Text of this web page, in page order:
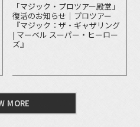
「マジック・プロツアー殿堂」
復活のお知らせ｜プロツアー
『マジック：ザ・ギャザリング
| マーベル スーパー・ヒーロー
ズ』
MORE